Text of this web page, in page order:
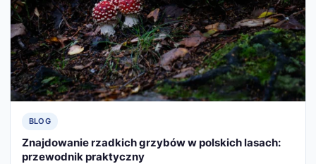
BLOG
Znajdowanie rzadkich grzybów w polskich lasach:
przewodnik praktyczny